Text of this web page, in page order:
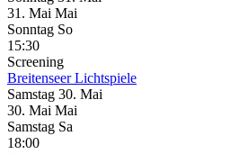
31. Mai Mai
Sonntag So
15:30
Screening
Breitenseer Lichtspiele
Samstag 30. Mai
30. Mai Mai
Samstag Sa
18:00